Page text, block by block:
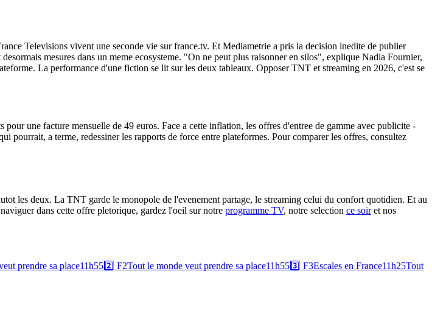
Televisions vivent une seconde vie sur france.tv. Et Mediametrie a pris la decision inedite de publier
mesures dans un meme ecosysteme. "On ne peut plus raisonner en silos", explique Nadia Fournier,
La performance d'une fiction se lit sur les deux tableaux. Opposer TNT et streaming en 2026, c'est se
une facture mensuelle de 49 euros. Face a cette inflation, les offres d'entree de gamme avec publicite -
a terme, redessiner les rapports de force entre plateformes. Pour comparer les offres, consultez
les deux. La TNT garde le monopole de l'evenement partage, le streaming celui du confort quotidien. Et au
dans cette offre pletorique, gardez l'oeil sur notre programme TV, notre selection ce soiret nos
prendre sa place11h552️⃣ F2Tout le monde veut prendre sa place11h553️⃣ F3Escales en France11h25Tout